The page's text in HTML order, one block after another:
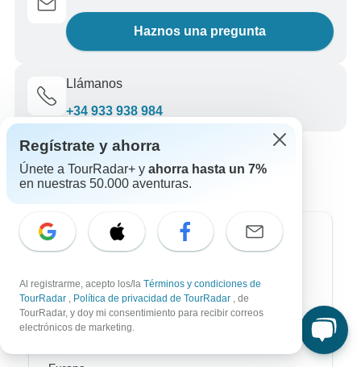
Haznos una pregunta
Llámanos
+34 933 938 984
Destinos más populares
África
Asia
Regístrate y ahorra
Únete a TourRadar+ y ahorra hasta un 7%
en nuestras 50.000 aventuras.
Al registrarme, acepto los/la Términos y condiciones de
TourRadar , Política de privacidad de TourRadar , de
TourRadar, y doy mi consentimiento para recibir correos
electrónicos de marketing.